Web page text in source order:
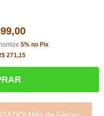
5% no Pix
271,15